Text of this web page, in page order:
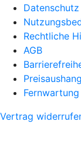
Datenschutz
Rechtliche
AGB
Preisaushang
Fernwartung
Vertrag